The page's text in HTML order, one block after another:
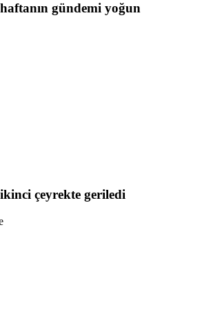
gündemi yoğun
çeyrekte geriledi